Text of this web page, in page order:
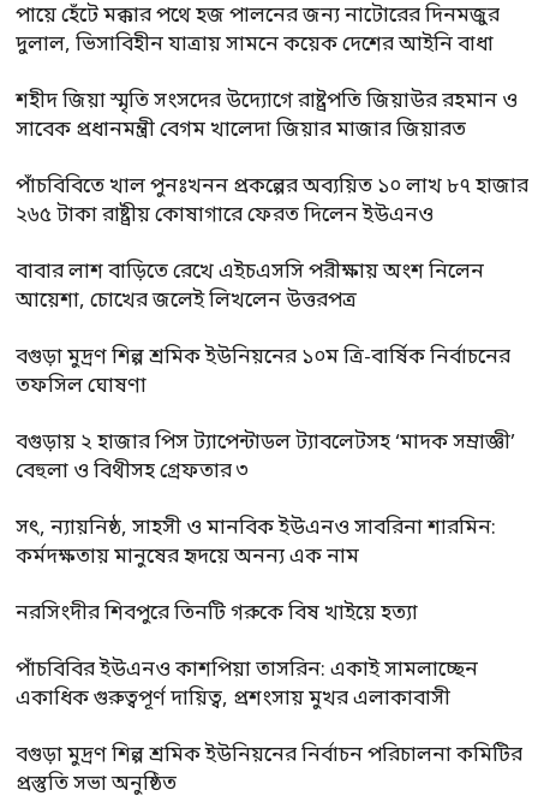
পায়ে হেঁটে মক্কার পথে হজ পালনের জন্য নাটোরের দিনমজুর
দুলাল, ভিসাবিহীন যাত্রায় সামনে কয়েক দেশের আইনি বাধা
শহীদ জিয়া স্মৃতি সংসদের উদ্যোগে রাষ্ট্রপতি জিয়াউর রহমান ও
সাবেক প্রধানমন্ত্রী বেগম খালেদা জিয়ার মাজার জিয়ারত
পাঁচবিবিতে খাল পুনঃখনন প্রকল্পের অব্যয়িত ১০ লাখ ৮৭ হাজার
২৬৫ টাকা রাষ্ট্রীয় কোষাগারে ফেরত দিলেন ইউএনও
বাবার লাশ বাড়িতে রেখে এইচএসসি পরীক্ষায় অংশ নিলেন
আয়েশা, চোখের জলেই লিখলেন উত্তরপত্র
বগুড়া মুদ্রণ শিল্প শ্রমিক ইউনিয়নের ১০ম ত্রি-বার্ষিক নির্বাচনের
তফসিল ঘোষণা
বগুড়ায় ২ হাজার পিস ট্যাপেন্টাডল ট্যাবলেটসহ ‘মাদক সম্রাজ্ঞী’
বেহুলা ও বিথীসহ গ্রেফতার ৩
সৎ, ন্যায়নিষ্ঠ, সাহসী ও মানবিক ইউএনও সাবরিনা শারমিন:
কর্মদক্ষতায় মানুষের হৃদয়ে অনন্য এক নাম
নরসিংদীর শিবপুরে তিনটি গরুকে বিষ খাইয়ে হত্যা
পাঁচবিবির ইউএনও কাশপিয়া তাসরিন: একাই সামলাচ্ছেন
একাধিক গুরুত্বপূর্ণ দায়িত্ব, প্রশংসায় মুখর এলাকাবাসী
বগুড়া মুদ্রণ শিল্প শ্রমিক ইউনিয়নের নির্বাচন পরিচালনা কমিটির
প্রস্তুতি সভা অনুষ্ঠিত